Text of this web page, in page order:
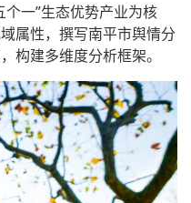
一”生态优势产业为核
属性，撰写南平市舆情分
构建多维度分析框架。